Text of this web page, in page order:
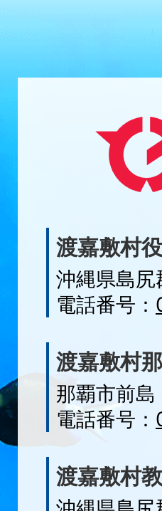
渡嘉敷村
沖縄県島尻
電話番号：
渡嘉敷村
那覇市前
電話番号：
渡嘉敷村